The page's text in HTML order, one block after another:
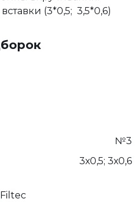
(3*0,5; 3,5*0,6)
№3
3х0,5; 3х0,6